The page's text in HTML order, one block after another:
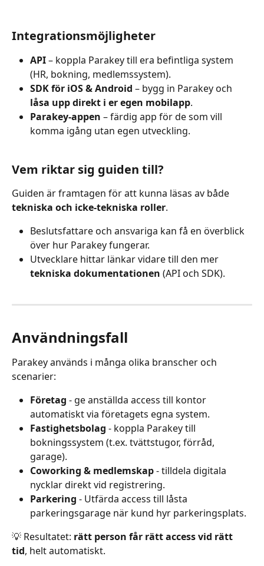
Integrationsmöjligheter
API – koppla Parakey till era befintliga system
(HR, bokning, medlemssystem).
SDK för iOS & Android – bygg in Parakey och
låsa upp direkt i er egen mobilapp.
Parakey-appen – färdig app för de som vill
komma igång utan egen utveckling.
Vem riktar sig guiden till?
Guiden är framtagen för att kunna läsas av både
tekniska och icke-tekniska roller.
Beslutsfattare och ansvariga kan få en överblick
över hur Parakey fungerar.
Utvecklare hittar länkar vidare till den mer
tekniska dokumentationen (API och SDK).
Användningsfall
Parakey används i många olika branscher och
scenarier:
Företag - ge anställda access till kontor
automatiskt via företagets egna system.
Fastighetsbolag - koppla Parakey till
bokningssystem (t.ex. tvättstugor, förråd,
garage).
Coworking & medlemskap - tilldela digitala
nycklar direkt vid registrering.
Parkering - Utfärda access till låsta
parkeringsgarage när kund hyr parkeringsplats.
💡 Resultatet: rätt person får rätt access vid rätt
tid, helt automatiskt.